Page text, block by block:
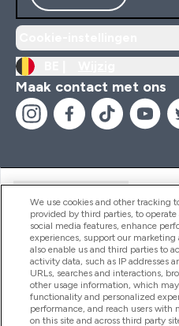
Maak contact met ons
Producten
Company Information
We use cookies and other tracking
provided by third parties, to
social media features, enhance
experiences, support our
also enable us and third parties to
activity data, such as IP addresses
URLs, searches and interactions,
other usage information, which
functionality and personalized
performance, and reach users with
on this site and across third party